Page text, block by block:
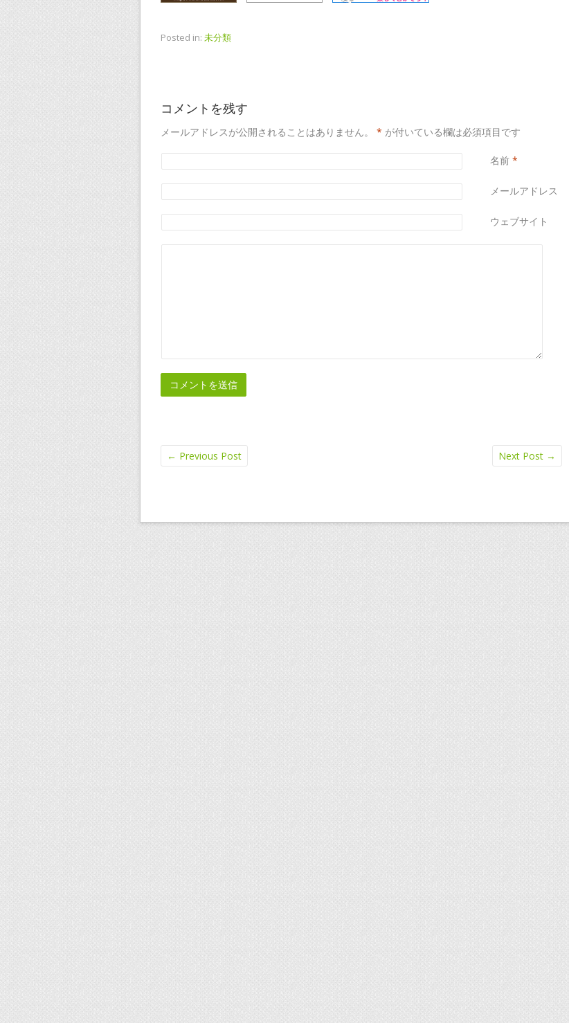
Posted in: 未分類
コメントを残す
メールアドレスが公開されることはありません。 * が付いている欄は必須項目です
名前 *
メールアドレス
ウェブサイト
← Previous Post Next Post →